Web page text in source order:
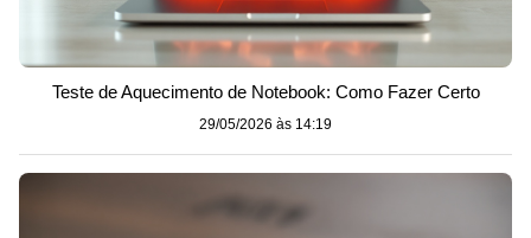
Teste de Aquecimento de Notebook: Como Fazer Certo
29/05/2026 às 14:19